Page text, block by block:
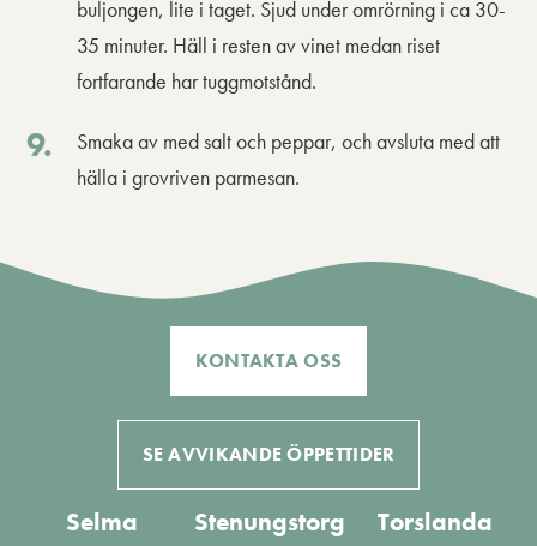
buljongen, lite i taget. Sjud under omrörning i ca 30-
35 minuter. Häll i resten av vinet medan riset
fortfarande har tuggmotstånd.
Smaka av med salt och peppar, och avsluta med att
hälla i grovriven parmesan.
KONTAKTA OSS
SE AVVIKANDE ÖPPETTIDER
Selma
Stenungstorg
Torslanda